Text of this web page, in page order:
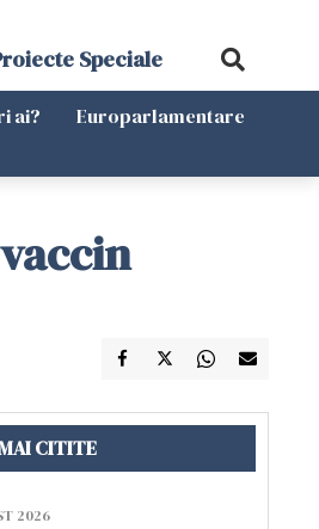
Speciale
ai?
Europarlamentare
CITITE
2026